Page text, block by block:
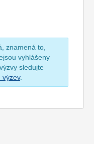
znamená to,
vyhlášeny
sledujte
výzev.